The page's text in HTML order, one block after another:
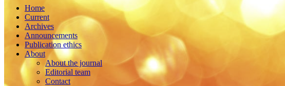
Home
Current
Archives
Announcements
Publication ethics
About
About the journal
Editorial team
Contact